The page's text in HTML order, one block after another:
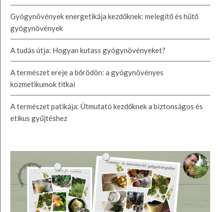
Gyógynövények energetikája kezdőknek: melegítő és hűtő
gyógynövények
A tudás útja: Hogyan kutass gyógynövényeket?
A természet ereje a bőrödön: a gyógynövényes
kozmetikumok titkai
A természet patikája: Útmutató kezdőknek a biztonságos és
etikus gyűjtéshez